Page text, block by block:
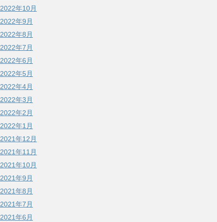
2022年10月
2022年9月
2022年8月
2022年7月
2022年6月
2022年5月
2022年4月
2022年3月
2022年2月
2022年1月
2021年12月
2021年11月
2021年10月
2021年9月
2021年8月
2021年7月
2021年6月